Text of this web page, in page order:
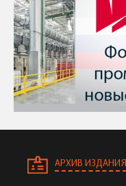
АРХИВ ИЗДАНИЯ